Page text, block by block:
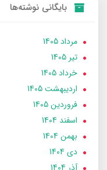
بایگانی نوشته‌ها
مرداد 1405
تير 1405
خرداد 1405
ارديبهشت 1405
فروردین 1405
اسفند 1404
بهمن 1404
دی 1404